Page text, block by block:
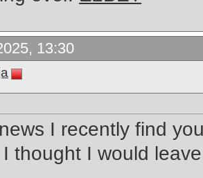
13:30
I recently find
thought I would